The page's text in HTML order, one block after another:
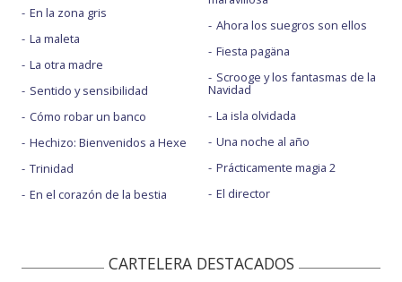
En la zona gris
La maleta
La otra madre
Sentido y sensibilidad
Cómo robar un banco
Hechizo: Bienvenidos a Hexe
Trinidad
En el corazón de la bestia
Ahora los suegros son ellos
Fiesta pagäna
Scrooge y los fantasmas de la
Navidad
La isla olvidada
Una noche al año
Prácticamente magia 2
El director
CARTELERA DESTACADOS